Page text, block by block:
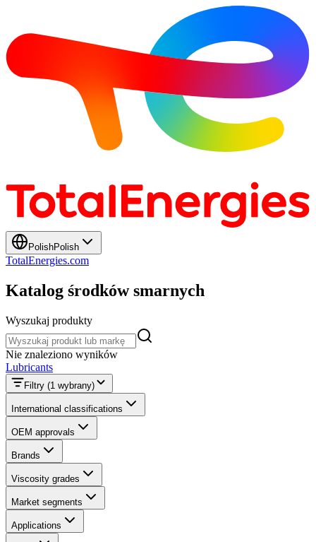
PolishPolish
TotalEnergies.com
Katalog środków smarnych
Wyszukaj produkty
Wyszukaj produkty
Nie znaleziono wyników
Lubricants
Filtry (1 wybrany)
International classifications
OEM approvals
Brands
Viscosity grades
Market segments
Applications